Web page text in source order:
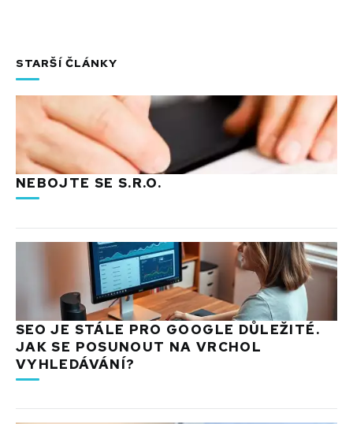
STARŠÍ ČLÁNKY
NEBOJTE SE S.R.O.
SEO JE STÁLE PRO GOOGLE DŮLEŽITÉ.
JAK SE POSUNOUT NA VRCHOL
VYHLEDÁVÁNÍ?